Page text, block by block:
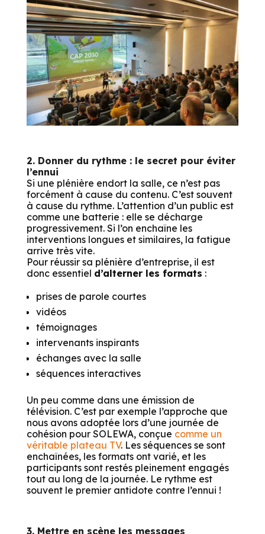
2. Donner du rythme : le secret pour éviter
l’ennui
Si une plénière endort la salle, ce n’est pas
forcément à cause du contenu. C’est souvent
à cause du rythme. L’attention d’un public est
comme une batterie : elle se décharge
progressivement. Si l’on enchaîne les
interventions longues et similaires, la fatigue
arrive très vite.
Pour réussir sa plénière d’entreprise, il est
donc essentiel d’alterner les formats :
prises de parole courtes
vidéos
témoignages
intervenants inspirants
échanges avec la salle
séquences interactives
Un peu comme dans une émission de
télévision. C’est par exemple l’approche que
nous avons adoptée lors d’une journée de
cohésion pour SOLEWA, conçue comme un
véritable plateau TV. Les séquences se sont
enchaînées, les formats ont varié, et les
participants sont restés pleinement engagés
tout au long de la journée. Le rythme est
souvent le premier antidote contre l’ennui !
3. Mettre en scène les messages